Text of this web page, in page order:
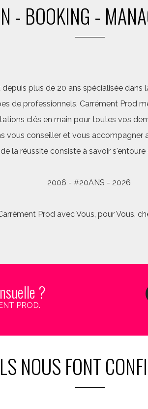
- BOOKING -
plus de 20 ans spécialisée dans
de professionnels, Carrément Prod
clés en main pour toutes vos
vous conseiller et vous accompagner
la réussite consiste à savoir s'entoure
2006 - #20ANS - 2026
Prod avec Vous, pour Vous,
?
PROD.
NOUS FONT